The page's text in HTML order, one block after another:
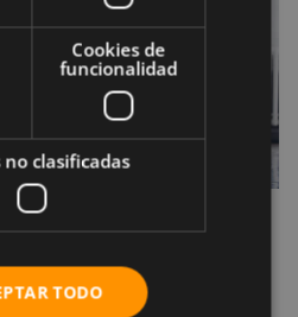
suficientes sobre el
Cookies de
funcionalidad
no clasificadas
TODO